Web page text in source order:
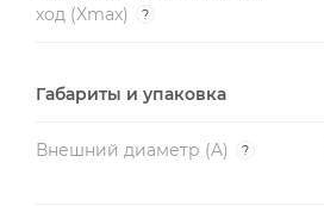
ход (Xmax)
?
Габариты и упаковка
Внешний диаметр (A) ?